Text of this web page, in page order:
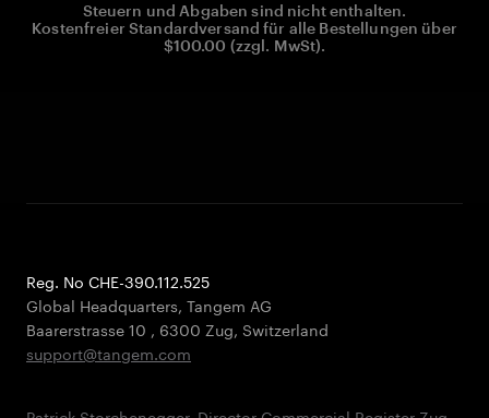
Steuern und Abgaben sind nicht enthalten.
Kostenfreier Standardversand für alle Bestellungen über
$100.00 (zzgl. MwSt).
Reg. No CHE-390.112.525
Global Headquarters, Tangem AG
Baarerstrasse 10 , 6300 Zug, Switzerland
support@tangem.com